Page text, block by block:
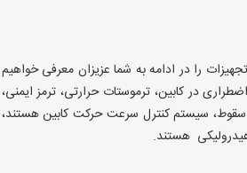
را در ادامه به شما عزیزان معرفی خواهیم
در کابین، ترموستات حرارتی، ترمز ایمنی،
سیستم کنترل سرعت حرکت کابین هستند،
هیدرولیکی هستند.